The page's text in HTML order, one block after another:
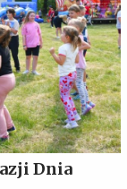
Dnia